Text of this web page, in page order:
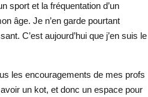
sport et la fréquentation d’un
âge. Je n’en garde pourtant
C’est aujourd’hui que j’en suis le
les encouragements de mes profs
un kot, et donc un espace pour